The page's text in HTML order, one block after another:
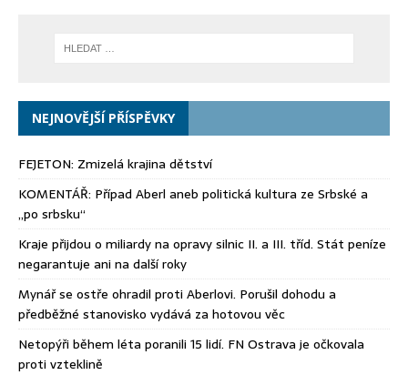
NEJNOVĚJŠÍ PŘÍSPĚVKY
FEJETON: Zmizelá krajina dětství
KOMENTÁŘ: Případ Aberl aneb politická kultura ze Srbské a
„po srbsku“
Kraje přijdou o miliardy na opravy silnic II. a III. tříd. Stát peníze
negarantuje ani na další roky
Mynář se ostře ohradil proti Aberlovi. Porušil dohodu a
předběžné stanovisko vydává za hotovou věc
Netopýři během léta poranili 15 lidí. FN Ostrava je očkovala
proti vzteklině